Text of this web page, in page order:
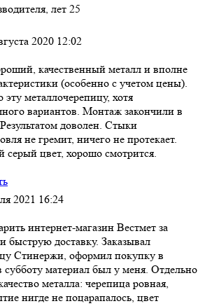
лет 25
2020 12:02
качественный металл и вполне
(особенно с учетом цены).
металлочерепицу, хотя
вариантов. Монтаж закончили в
доволен. Стыки
не гремит, ничего не протекает.
серый цвет, хорошо смотрится.
2021 16:24
интернет-магазин Вестмет за
быструю доставку. Заказывал
Стинержи, оформил покупку в
субботу материал был у меня. Отдельно
металла: черепица ровная,
нигде не поцарапалось, цвет